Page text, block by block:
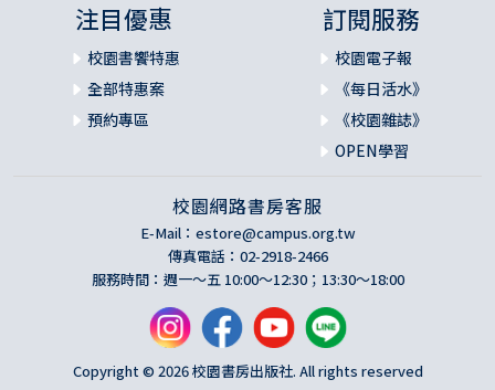
注目優惠
校園書饗特惠
全部特惠案
預約專區
訂閱服務
校園電子報
《每日活水》
《校園雜誌》
OPEN學習
校園網路書房客服
E-Mail： estore@campus.org.tw
傳真電話：02-2918-2466
服務時間：週一～五 10:00～12:30；13:30～18:00
Copyright © 2026 校園書房出版社. All rights reserved